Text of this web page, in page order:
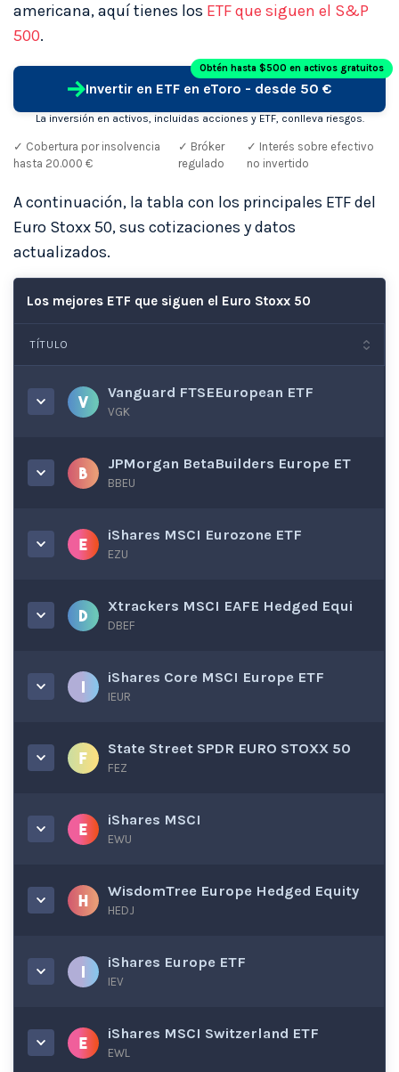
americana, aquí tienes los ETF que siguen el S&P
500.
Invertir en ETF en eToro - desde 50 €
Obtén hasta $500 en activos gratuitos
La inversión en activos, incluidas acciones y ETF, conlleva riesgos.
✓ Cobertura por insolvencia
hasta 20.000 €
✓ Bróker
regulado
✓ Interés sobre efectivo
no invertido
A continuación, la tabla con los principales ETF del
Euro Stoxx 50, sus cotizaciones y datos
actualizados.
Los mejores ETF que siguen el Euro Stoxx 50
TÍTULO
Vanguard FTSEEuropean ETF
VGK
JPMorgan BetaBuilders Europe ET
BBEU
iShares MSCI Eurozone ETF
EZU
Xtrackers MSCI EAFE Hedged Equi
DBEF
iShares Core MSCI Europe ETF
IEUR
State Street SPDR EURO STOXX 50
FEZ
iShares MSCI
EWU
WisdomTree Europe Hedged Equity
HEDJ
iShares Europe ETF
IEV
iShares MSCI Switzerland ETF
EWL